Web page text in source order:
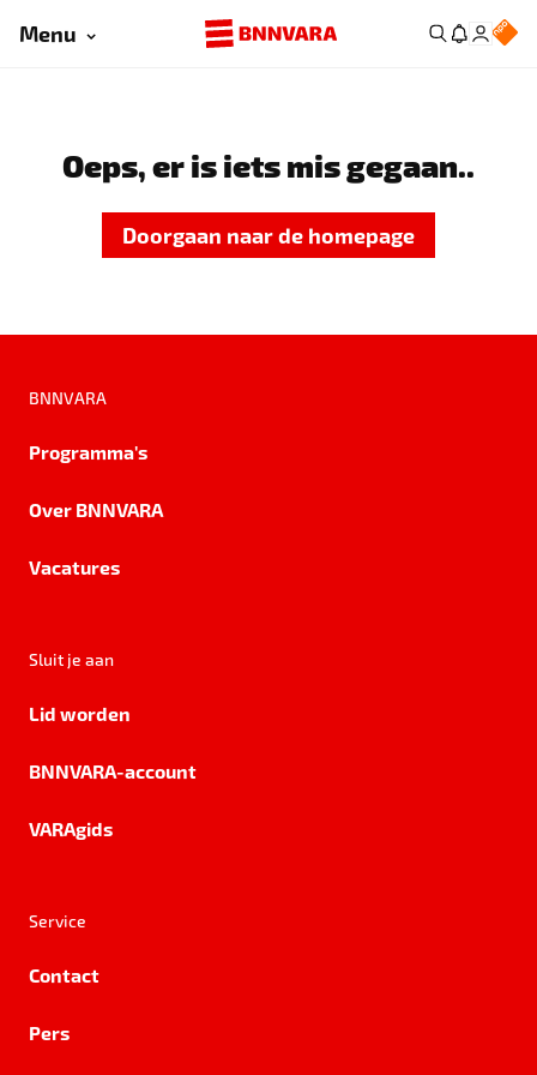
Menu
Oeps, er is iets mis gegaan..
Doorgaan naar de homepage
BNNVARA
Programma's
Over BNNVARA
Vacatures
Sluit je aan
Lid worden
BNNVARA-account
VARAgids
Service
Contact
Pers